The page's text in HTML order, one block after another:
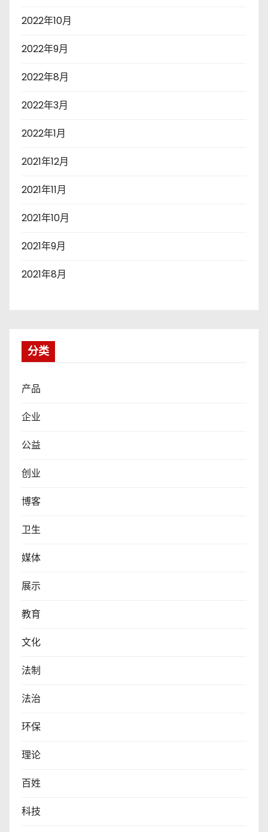
2022年10月
2022年9月
2022年8月
2022年3月
2022年1月
2021年12月
2021年11月
2021年10月
2021年9月
2021年8月
分类
产品
企业
公益
创业
博客
卫生
媒体
展示
教育
文化
法制
法治
环保
理论
百姓
科技